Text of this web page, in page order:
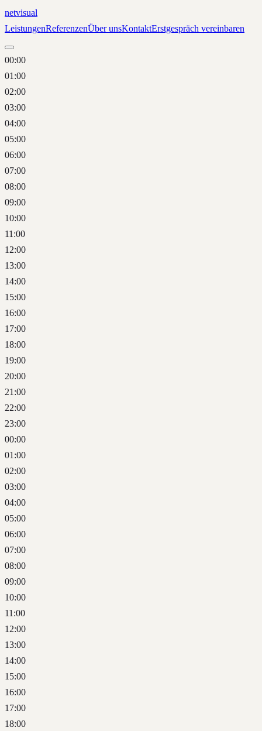
netvisual
LeistungenReferenzenÜber unsKontaktErstgespräch vereinbaren
00:00
01:00
02:00
03:00
04:00
05:00
06:00
07:00
08:00
09:00
10:00
11:00
12:00
13:00
14:00
15:00
16:00
17:00
18:00
19:00
20:00
21:00
22:00
23:00
00:00
01:00
02:00
03:00
04:00
05:00
06:00
07:00
08:00
09:00
10:00
11:00
12:00
13:00
14:00
15:00
16:00
17:00
18:00